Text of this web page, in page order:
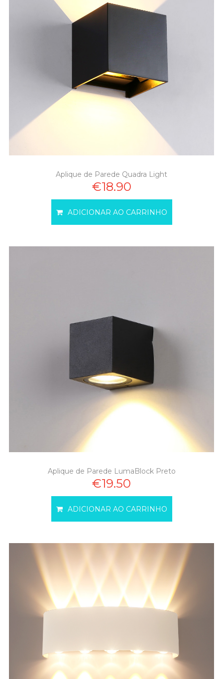
Aplique de Parede Quadra Light
€18.90
ADICIONAR AO CARRINHO
Aplique de Parede LumaBlock Preto
€19.50
ADICIONAR AO CARRINHO